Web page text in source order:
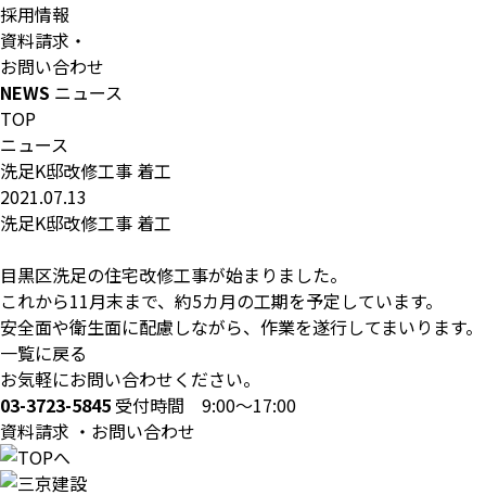
採用情報
資料請求・
お問い合わせ
NEWS ニュース
TOP
ニュース
洗足K邸改修工事 着工
2021.07.13
洗足K邸改修工事 着工
目黒区洗足の住宅改修工事が始まりました。
これから11月末まで、約5カ月の工期を予定しています。
安全面や衛生面に配慮しながら、作業を遂行してまいります。
一覧に戻る
お気軽にお問い合わせください。
03-3723-5845 受付時間 9:00～17:00
資料請求 ・お問い合わせ